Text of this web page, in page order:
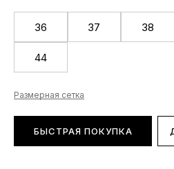
36 37 38
44
Размерная сетка
БЫСТРАЯ ПОКУПКА